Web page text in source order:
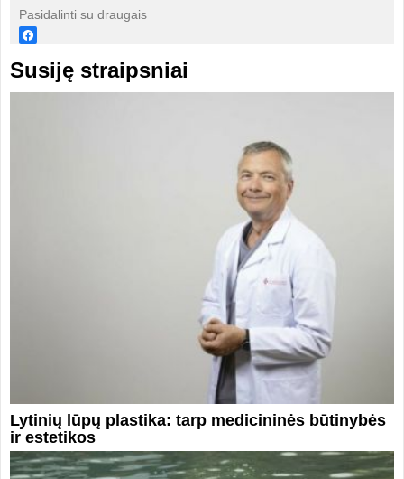
Pasidalinti su draugais
Susiję straipsniai
Lytinių lūpų plastika: tarp medicininės būtinybės
ir estetikos